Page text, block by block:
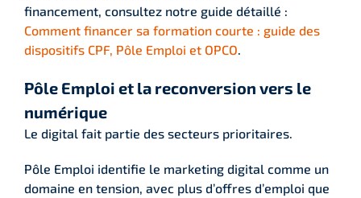
financement, consultez notre guide détaillé :
Comment financer sa formation courte : guide des
dispositifs CPF, Pôle Emploi et OPCO
Pôle Emploi et la reconversion vers le
numérique
Le digital fait partie des secteurs prioritaires.
Pôle Emploi identifie le marketing digital comme un
domaine en tension, avec plus d’offres d’emploi que